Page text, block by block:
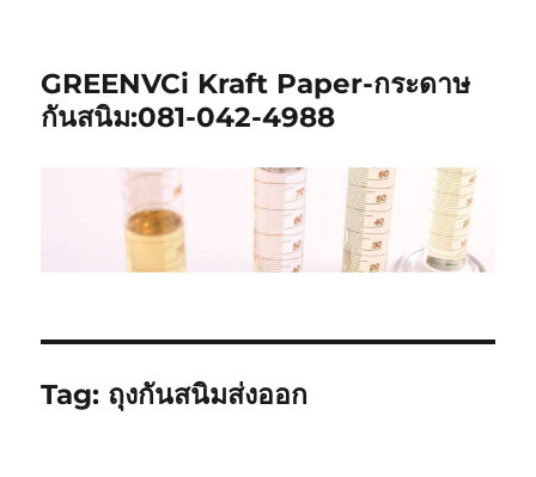
GREENVCi Kraft Paper-กระดาษ
กันสนิม:081-042-4988
Tag: ถุงกันสนิมส่งออก